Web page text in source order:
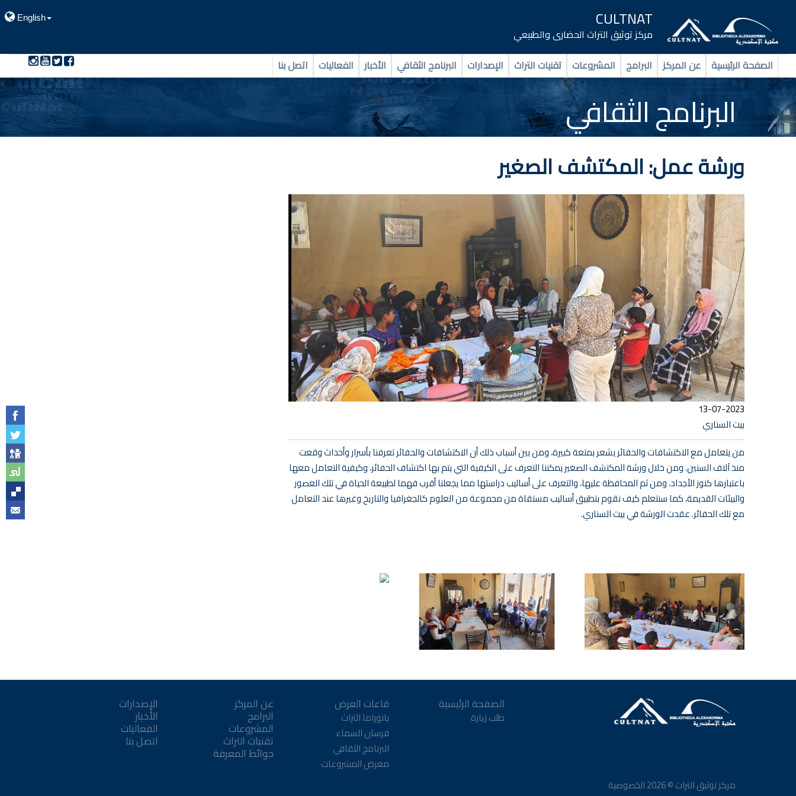
CULTNAT
مركز توثيق التراث الحضارى والطبيعي
English
الصفحة الرئيسية عن المركز البرامج المشروعات تقنيات التراث الإصدارات البرنامج الثقافي الأخبار الفعاليات اتصل بنا
البرنامج الثقافي
ورشة عمل: المكتشف الصغير
13-07-2023
بيت السناري
من يتعامل مع الاكتشافات والحفائر يشعر بمتعة كبيرة، ومن بين أسباب ذلك أن الاكتشافات والحفائر تعرفنا بأسرار وأحداث وقعت
منذ آلاف السنين. ومن خلال ورشة المكتشف الصغير يمكننا التعرف على الكيفية التي يتم بها اكتشاف الحفائر، وكيفية التعامل معها
باعتبارها كنوز الأجداد، ومن ثم المحافظة عليها، والتعرف على أساليب دراستها مما يجعلنا أقرب فهما لطبيعة الحياة في تلك العصور
والبيئات القديمة، كما سنتعلم كيف نقوم بتطبيق أساليب مستقاة من مجموعة من العلوم كالجغرافيا والتاريخ وغيرها عند التعامل
مع تلك الحفائر. عقدت الورشة في بيت السناري.
الصفحة الرئيسية
طلب زيارة
قاعات العرض
بانوراما التراث
فرسان السماء
البرنامج الثقافي
معرض المشروعات
عن المركز
البرامج
المشروعات
تقنيات التراث
حوائط المعرفة
الإصدارات
الأخبار
الفعاليات
اتصل بنا
مركز توثيق التراث ©2026الخصوصية